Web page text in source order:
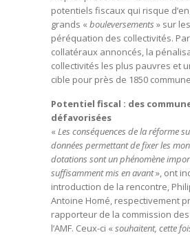
potentiels fiscaux qui risque
grands « bouleversements » sur
péréquation des collectivités.
collatéraux annoncés, la
collectivités les plus pauvres et
cible pour près de 1850
Potentiel fiscal : des
défavorisées
« Les conséquences de la réforme
données permettant de fixer les
dotations sont un phénomène
suffisamment mis en avant», ont
introduction de la rencontre,
Antoine Homé, respectivement
rapporteur de la commission
l’AMF. Ceux-ci « souhaitent, cette